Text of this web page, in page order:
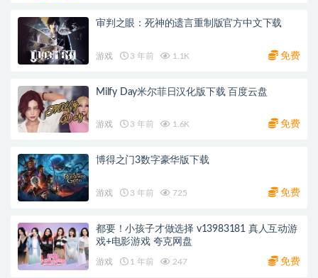
审判之眼：死神的遗言重制版官方中文下载
游戏 3 年前 1.1K 免费
Milfy Day米尔菲日汉化版下载 百度云盘
游戏 3 年前 1.6K 免费
博得之门3数字豪华版下载
游戏 3 年前 725 免费
都要！小孩子才做选择 v13983181 真人互动游
戏+电影游戏 夸克网盘
游戏 1 年前 247 免费